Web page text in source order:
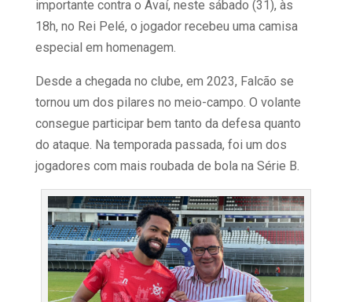
importante contra o Avaí, neste sábado (31), às
18h, no Rei Pelé, o jogador recebeu uma camisa
especial em homenagem.
Desde a chegada no clube, em 2023, Falcão se
tornou um dos pilares no meio-campo. O volante
consegue participar bem tanto da defesa quanto
do ataque. Na temporada passada, foi um dos
jogadores com mais roubada de bola na Série B.